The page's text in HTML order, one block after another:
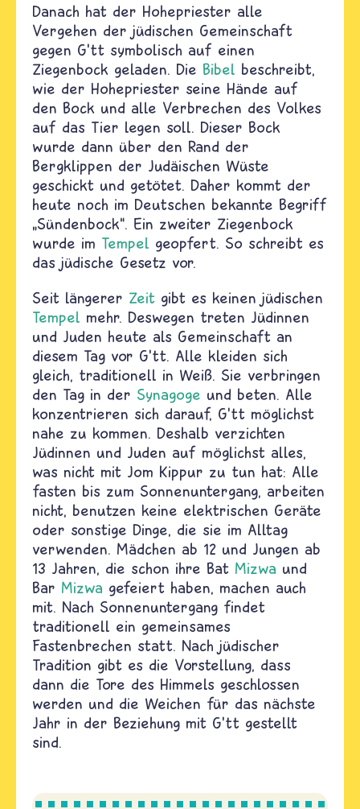
Danach hat der Hohepriester alle
Vergehen der jüdischen Gemeinschaft
gegen G’tt symbolisch auf einen
Ziegenbock geladen. Die Bibel beschreibt,
wie der Hohepriester seine Hände auf
den Bock und alle Verbrechen des Volkes
auf das Tier legen soll. Dieser Bock
wurde dann über den Rand der
Bergklippen der Judäischen Wüste
geschickt und getötet. Daher kommt der
heute noch im Deutschen bekannte Begriff
„Sündenbock“. Ein zweiter Ziegenbock
wurde im Tempel geopfert. So schreibt es
das jüdische Gesetz vor.
Seit längerer Zeit gibt es keinen jüdischen
Tempel mehr. Deswegen treten Jüdinnen
und Juden heute als Gemeinschaft an
diesem Tag vor G’tt. Alle kleiden sich
gleich, traditionell in Weiß. Sie verbringen
den Tag in der Synagoge und beten. Alle
konzentrieren sich darauf, G’tt möglichst
nahe zu kommen. Deshalb verzichten
Jüdinnen und Juden auf möglichst alles,
was nicht mit Jom Kippur zu tun hat: Alle
fasten bis zum Sonnenuntergang, arbeiten
nicht, benutzen keine elektrischen Geräte
oder sonstige Dinge, die sie im Alltag
verwenden. Mädchen ab 12 und Jungen ab
13 Jahren, die schon ihre Bat Mizwa und
Bar Mizwa gefeiert haben, machen auch
mit. Nach Sonnenuntergang findet
traditionell ein gemeinsames
Fastenbrechen statt. Nach jüdischer
Tradition gibt es die Vorstellung, dass
dann die Tore des Himmels geschlossen
werden und die Weichen für das nächste
Jahr in der Beziehung mit G’tt gestellt
sind.